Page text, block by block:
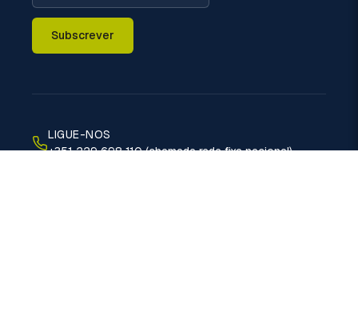
Subscrever
LIGUE-NOS
+351 229 698 110 (chamada rede fixa nacional)